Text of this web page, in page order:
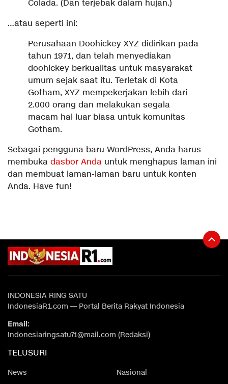
Colada. (Dan terjebak dalam hujan.)
…atau seperti ini:
Perusahaan Doohickey XYZ didirikan pada
tahun 1971, dan telah menyediakan
doohickey berkualitas untuk masyarakat
umum sejak saat itu. Terletak di Kota
Gotham, XYZ mempekerjakan lebih dari
2.000 orang dan melakukan segala
macam hal luar biasa untuk komunitas
Gotham.
Sebagai pengguna baru WordPress, Anda harus
membuka dasbor Anda untuk menghapus laman ini
dan membuat laman-laman baru untuk konten
Anda. Have fun!
INDONESIA RING SATU
IndonesiaR1.com — Portal Berita Rakyat Indonesia
Email:
Indonesiaringsatu71@mail.com (Redaksi)
TELUSURI
News
Nasional